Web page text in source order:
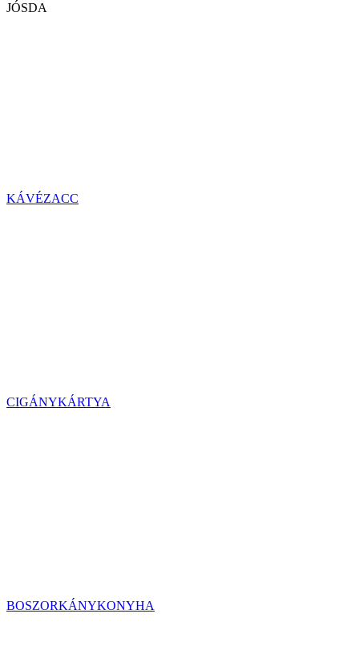
JÓSDA
KÁVÉZACC
CIGÁNYKÁRTYA
BOSZORKÁNYKONYHA